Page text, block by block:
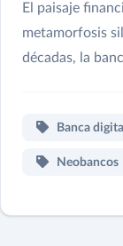
El paisaje
metamorfosis
décadas, la
Banca digital
Neobancos